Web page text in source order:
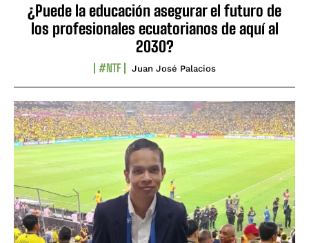
¿Puede la educación asegurar el futuro de
los profesionales ecuatorianos de aquí al
2030?
#NTF Juan José Palacios